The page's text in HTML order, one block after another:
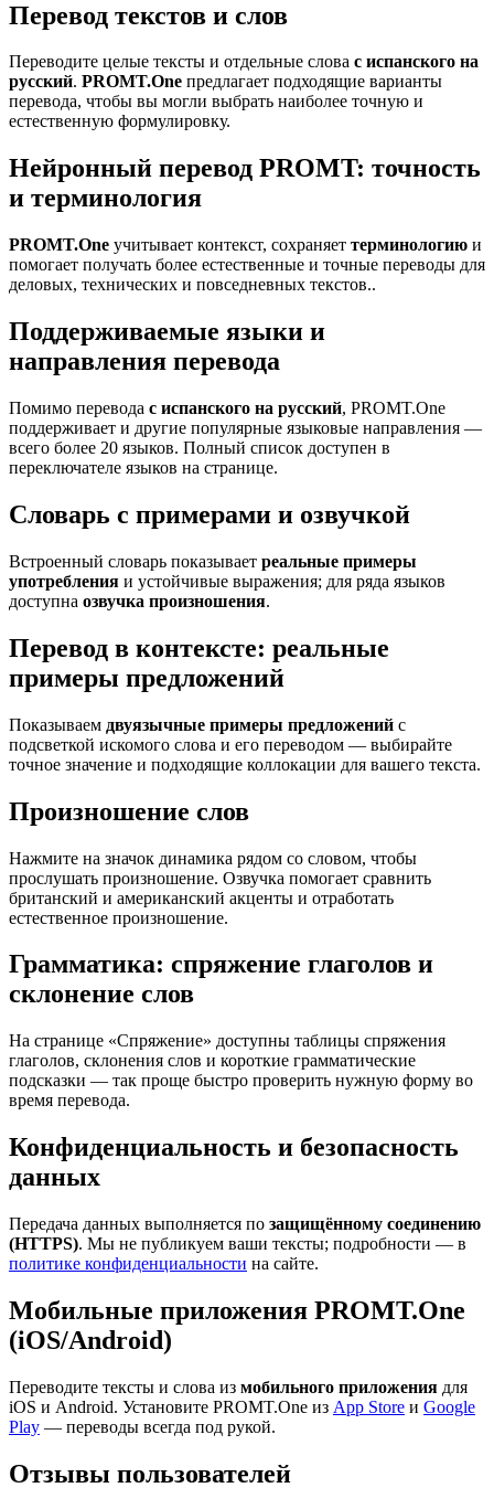
Перевод текстов и слов
Переводите целые тексты и отдельные слова с испанского на
русский. PROMT.One предлагает подходящие варианты
перевода, чтобы вы могли выбрать наиболее точную и
естественную формулировку.
Нейронный перевод PROMT: точность
и терминология
PROMT.One учитывает контекст, сохраняет терминологию и
помогает получать более естественные и точные переводы для
деловых, технических и повседневных текстов..
Поддерживаемые языки и
направления перевода
Помимо перевода с испанского на русский, PROMT.One
поддерживает и другие популярные языковые направления —
всего более 20 языков. Полный список доступен в
переключателе языков на странице.
Словарь с примерами и озвучкой
Встроенный словарь показывает реальные примеры
употребления и устойчивые выражения; для ряда языков
доступна озвучка произношения.
Перевод в контексте: реальные
примеры предложений
Показываем двуязычные примеры предложений с
подсветкой искомого слова и его переводом — выбирайте
точное значение и подходящие коллокации для вашего текста.
Произношение слов
Нажмите на значок динамика рядом со словом, чтобы
прослушать произношение. Озвучка помогает сравнить
британский и американский акценты и отработать
естественное произношение.
Грамматика: спряжение глаголов и
склонение слов
На странице «Спряжение» доступны таблицы спряжения
глаголов, склонения слов и короткие грамматические
подсказки — так проще быстро проверить нужную форму во
время перевода.
Конфиденциальность и безопасность
данных
Передача данных выполняется по защищённому соединению
(HTTPS). Мы не публикуем ваши тексты; подробности — в
политике конфиденциальности на сайте.
Мобильные приложения PROMT.One
(iOS/Android)
Переводите тексты и слова из мобильного приложения для
iOS и Android. Установите PROMT.One из App Store и Google
Play — переводы всегда под рукой.
Отзывы пользователей